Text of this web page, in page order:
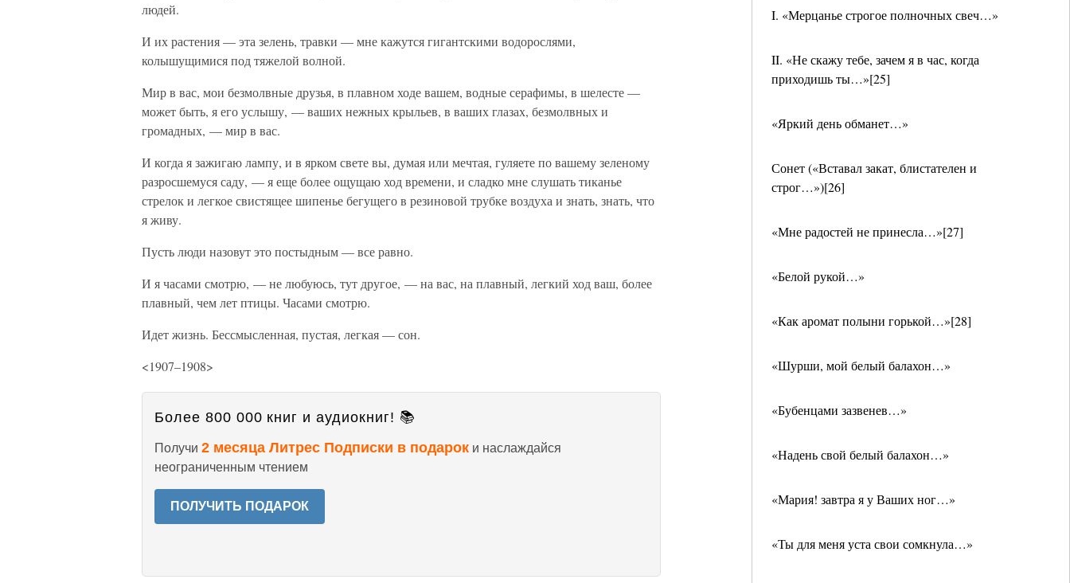
I. «Мерцанье строгое полночных свеч…»
II. «Не скажу тебе, зачем я в час, когда
приходишь ты…»[25]
«Яркий день обманет…»
Сонет («Вставал закат, блистателен и
строг…»)[26]
«Мне радостей не принесла…»[27]
«Белой рукой…»
«Как аромат полыни горькой…»[28]
«Шурши, мой белый балахон…»
«Бубенцами зазвенев…»
«Надень свой белый балахон…»
«Мария! завтра я у Ваших ног…»
«Ты для меня уста свои сомкнула…»
людей.
И их растения — эта зелень, травки — мне кажутся гигантскими водорослями,
колышущимися под тяжелой волной.
Мир в вас, мои безмолвные друзья, в плавном ходе вашем, водные серафимы, в шелесте —
может быть, я его услышу, — ваших нежных крыльев, в ваших глазах, безмолвных и
громадных, — мир в вас.
И когда я зажигаю лампу, и в ярком свете вы, думая или мечтая, гуляете по вашему зеленому
разросшемуся саду, — я еще более ощущаю ход времени, и сладко мне слушать тиканье
стрелок и легкое свистящее шипенье бегущего в резиновой трубке воздуха и знать, знать, что
я живу.
Пусть люди назовут это постыдным — все равно.
И я часами смотрю, — не любуюсь, тут другое, — на вас, на плавный, легкий ход ваш, более
плавный, чем лет птицы. Часами смотрю.
Идет жизнь. Бессмысленная, пустая, легкая — сон.
<1907–1908>
Более 800 000 книг и аудиокниг! 📚
Получи 2 месяца Литрес Подписки в подарок и наслаждайся
неограниченным чтением
ПОЛУЧИТЬ ПОДАРОК